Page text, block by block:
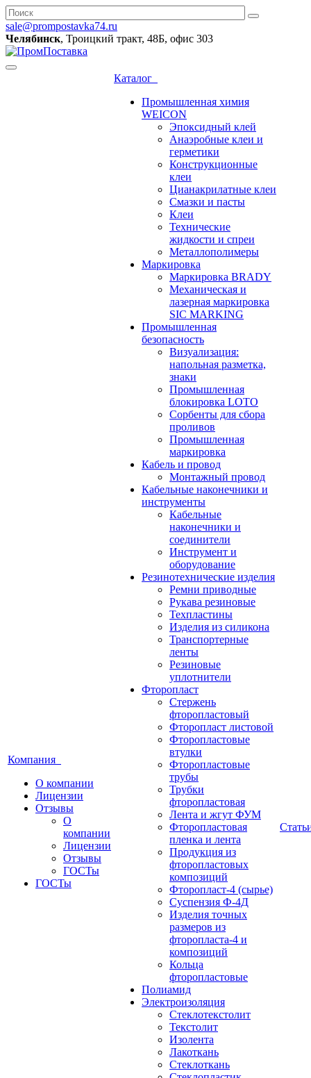
sale@prompostavka74.ru
Челябинск, Троицкий тракт, 48Б, офис 303
Компания
О компании
Лицензии
Отзывы
О
компании
Лицензии
Отзывы
ГОСТы
ГОСТы
Каталог
Промышленная химия
WEICON
Эпоксидный клей
Анаэробные клеи и
герметики
Конструкционные
клеи
Цианакрилатные клеи
Смазки и пасты
Клеи
Технические
жидкости и спреи
Металлополимеры
Маркировка
Маркировка BRADY
Механическая и
лазерная маркировка
SIC MARKING
Промышленная
безопасность
Визуализация:
напольная разметка,
знаки
Промышленная
блокировка LOTO
Сорбенты для сбора
проливов
Промышленная
маркировка
Кабель и провод
Монтажный провод
Кабельные наконечники и
инструменты
Кабельные
наконечники и
соединители
Инструмент и
оборудование
Резинотехнические изделия
Ремни приводные
Рукава резиновые
Техпластины
Изделия из силикона
Транспортерные
ленты
Резиновые
уплотнители
Фторопласт
Стержень
фторопластовый
Фторопласт листовой
Фторопластовые
втулки
Фторопластовые
трубы
Трубки
фторопластовая
Лента и жгут ФУМ
Фторопластовая
пленка и лента
Продукция из
фторопластовых
композиций
Фторопласт-4 (сырье)
Суспензия Ф-4Д
Изделия точных
размеров из
фторопласта-4 и
композиций
Кольца
фторопластовые
Полиамид
Электроизоляция
Стеклотекстолит
Текстолит
Изолента
Лакоткань
Стеклоткань